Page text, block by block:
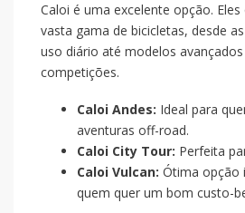
Caloi é uma excelente opção.
vasta gama de bicicletas, desde
uso diário até modelos
competições.
Caloi Andes: Ideal para
aventuras off-road.
Caloi City Tour: Perfeita
Caloi Vulcan: Ótima opção
quem quer um bom custo-